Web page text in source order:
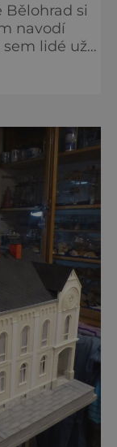
Bělohrad si
navodí
lidé už
neříká.